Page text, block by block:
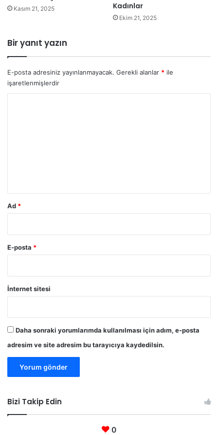
Kasım 21, 2025
Kadınlar
Ekim 21, 2025
Bir yanıt yazın
E-posta adresiniz yayınlanmayacak. Gerekli alanlar * ile
işaretlenmişlerdir
Ad *
E-posta *
İnternet sitesi
Daha sonraki yorumlarımda kullanılması için adım, e-posta
adresim ve site adresim bu tarayıcıya kaydedilsin.
Bizi Takip Edin
0